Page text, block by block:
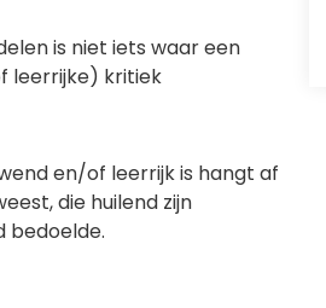
is niet iets waar een
leerrijke) kritiek
en/of leerrijk is hangt af
die huilend zijn
bedoelde.